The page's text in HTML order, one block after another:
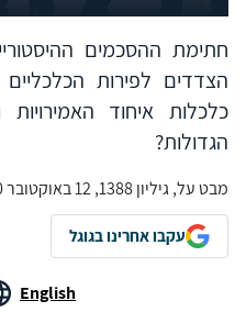
חתימת ההסכמים
הצדדים לפירות
כלכלות איחוד האמירויות
הגדולות?
מבט על, גיליון 1388, 12 באוקטובר 2020
עקבו אחרינו בגוגל
English